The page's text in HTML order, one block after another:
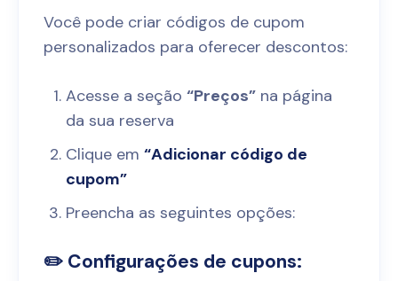
Você pode criar códigos de cupom
personalizados para oferecer descontos:
Acesse a seção “Preços” na página
da sua reserva
Clique em “Adicionar código de
cupom”
Preencha as seguintes opções:
✏️ Configurações de cupons: